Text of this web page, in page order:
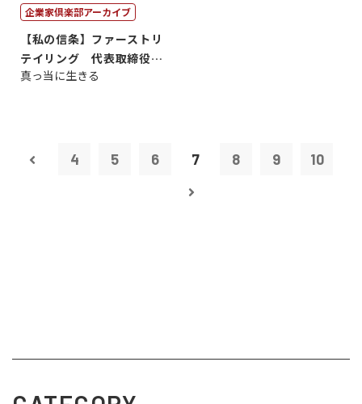
企業家倶楽部アーカイブ
【私の信条】ファーストリ
テイリング 代表取締役会
長兼社長 柳...
真っ当に生きる
4 5 6 7 8 9 10